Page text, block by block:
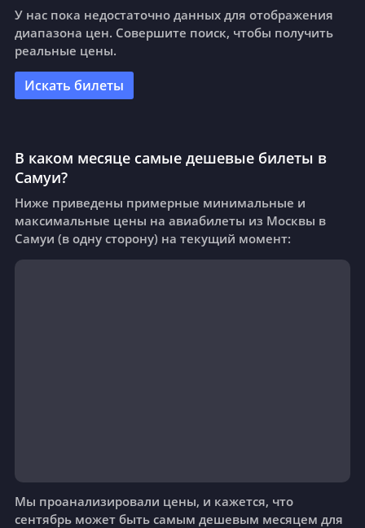
У нас пока недостаточно данных для отображения
диапазона цен. Совершите поиск, чтобы получить
реальные цены.
Искать билеты
В каком месяце самые дешевые билеты в
Самуи?
Ниже приведены примерные минимальные и
максимальные цены на авиабилеты из Москвы в
Самуи (в одну сторону) на текущий момент:
Мы проанализировали цены, и кажется, что
сентябрь может быть самым дешевым месяцем для